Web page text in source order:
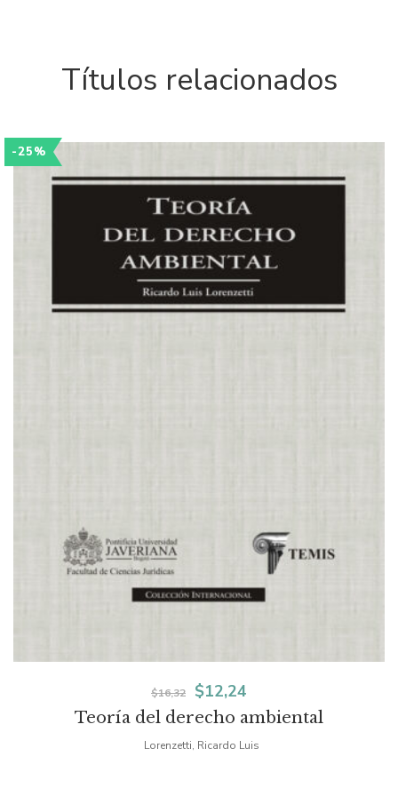
Títulos relacionados
-25%
Teoría del derecho ambiental
$16,32
El
precio
original
$12,24
precio
actual
Lorenzetti, Ricardo Luis